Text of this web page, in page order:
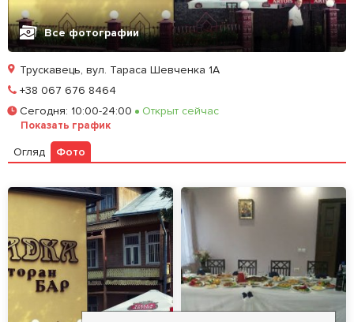
Все фотографии
Залишити відгук
Трускавець, вул. Тараса Шевченка 1А
+38 067 676 8464
Сегодня: 10:00-24:00 Открыт сейчас
Показать график
Огляд Фото